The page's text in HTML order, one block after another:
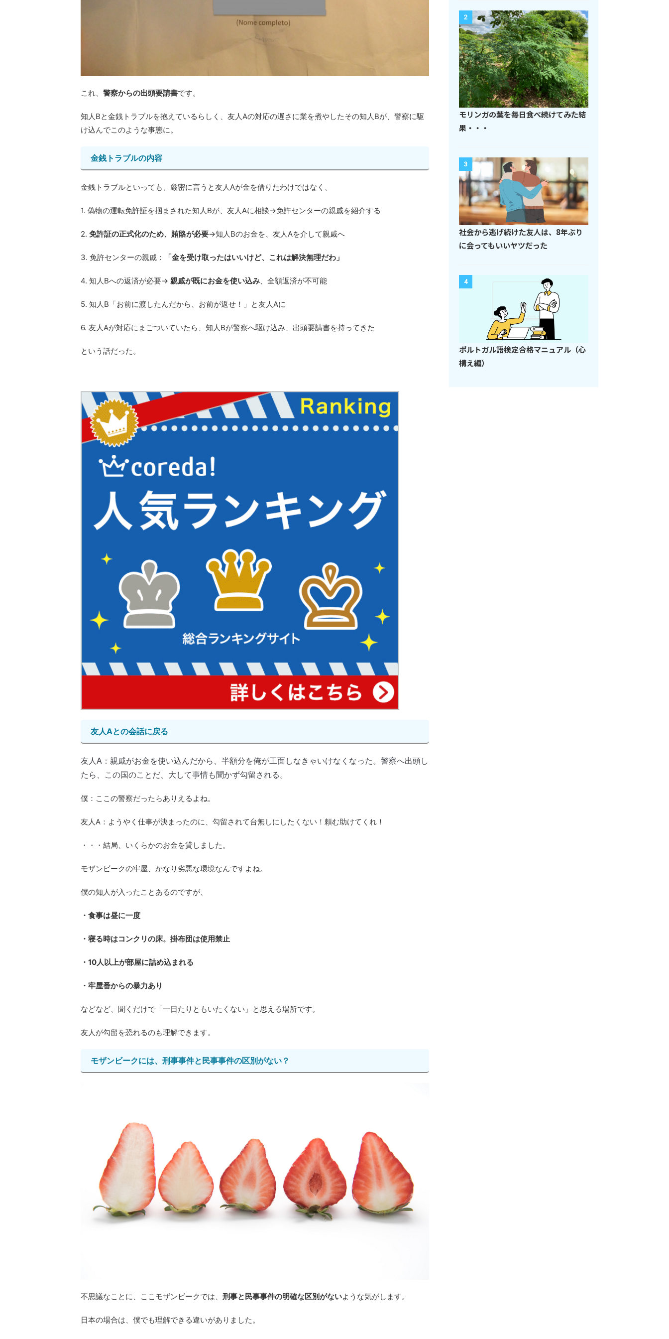
これ、 警察からの出頭要請書です。
知人Bと金銭トラブルを抱えているらしく、友人Aの対応の遅さに業を煮やしたその知人Bが、警察に駆
け込んでこのような事態に。
金銭トラブルの内容
金銭トラブルといっても、厳密に言うと友人Aが金を借りたわけではなく、
1. 偽物の運転免許証を掴まされた知人Bが、友人Aに相談→免許センターの親戚を紹介する
2. 免許証の正式化のため、賄賂が必要→知人Bのお金を、友人Aを介して親戚へ
3. 免許センターの親戚： 「金を受け取ったはいいけど、これは解決無理だわ」
4. 知人Bへの返済が必要→ 親戚が既にお金を使い込み、全額返済が不可能
5. 知人B「お前に渡したんだから、お前が返せ！」と友人Aに
6. 友人Aが対応にまごついていたら、知人Bが警察へ駆け込み、出頭要請書を持ってきた
という話だった。
友人Aとの会話に戻る
友人A：親戚がお金を使い込んだから、半額分を俺が工面しなきゃいけなくなった。警察へ出頭し
たら、この国のことだ、大して事情も聞かず勾留される。
僕：ここの警察だったらありえるよね。
友人A：ようやく仕事が決まったのに、勾留されて台無しにしたくない！頼む助けてくれ！
・・・結局、いくらかのお金を貸しました。
モザンビークの牢屋、かなり劣悪な環境なんですよね。
僕の知人が入ったことあるのですが、
・食事は昼に一度
・寝る時はコンクリの床。掛布団は使用禁止
・10人以上が部屋に詰め込まれる
・牢屋番からの暴力あり
などなど、聞くだけで「一日たりともいたくない」と思える場所です。
友人が勾留を恐れるのも理解できます。
モザンビークには、刑事事件と民事事件の区別がない？
不思議なことに、ここモザンビークでは、 刑事と民事事件の明確な区別がないような気がします。
日本の場合は、僕でも理解できる違いがありました。
2
モリンガの葉を毎日食べ続けてみた結
果・・・
3
社会から逃げ続けた友人は、8年ぶり
に会ってもいいヤツだった
4
ポルトガル語検定合格マニュアル（心
構え編）